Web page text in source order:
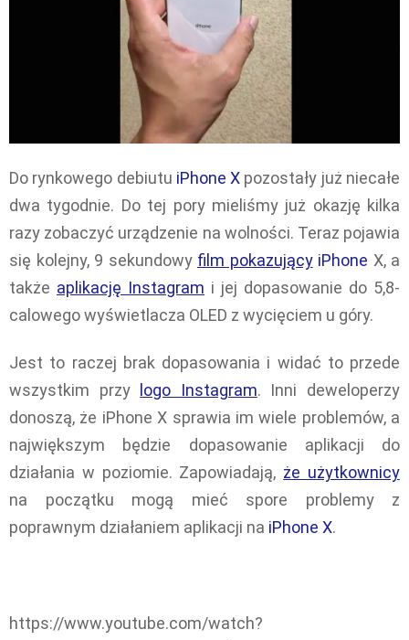
Do rynkowego debiutu iPhone X pozostały już niecałe
dwa tygodnie. Do tej pory mieliśmy już okazję kilka
razy zobaczyć urządzenie na wolności. Teraz pojawia
się kolejny, 9 sekundowy film pokazujący iPhone X, a
także aplikację Instagram i jej dopasowanie do 5,8-
calowego wyświetlacza OLED z wycięciem u góry.
Jest to raczej brak dopasowania i widać to przede
wszystkim przy
logo Instagram. Inni deweloperzy
donoszą, że iPhone X sprawia im wiele problemów, a
największym będzie dopasowanie aplikacji do
działania w poziomie. Zapowiadają, że użytkownicy
na początku mogą mieć spore problemy z
poprawnym działaniem aplikacji na iPhone X.
https://www.youtube.com/watch?